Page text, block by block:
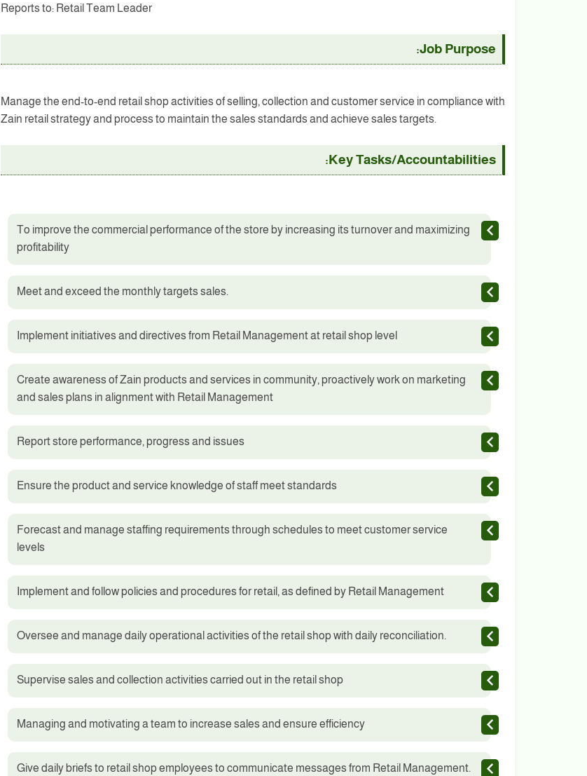
Reports to: Retail Team Leader
Job Purpose:
Manage the end-to-end retail shop activities of selling, collection and customer service in compliance with
Zain retail strategy and process to maintain the sales standards and achieve sales targets.
Key Tasks/Accountabilities:
To improve the commercial performance of the store by increasing its turnover and maximizing
profitability
Meet and exceed the monthly targets sales.
Implement initiatives and directives from Retail Management at retail shop level
Create awareness of Zain products and services in community, proactively work on marketing
and sales plans in alignment with Retail Management
Report store performance, progress and issues
Ensure the product and service knowledge of staff meet standards
Forecast and manage staffing requirements through schedules to meet customer service
levels
Implement and follow policies and procedures for retail, as defined by Retail Management
Oversee and manage daily operational activities of the retail shop with daily reconciliation.
Supervise sales and collection activities carried out in the retail shop
Managing and motivating a team to increase sales and ensure efficiency
Give daily briefs to retail shop employees to communicate messages from Retail Management.